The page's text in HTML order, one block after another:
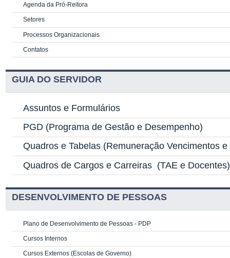
Agenda da Pró-Reitora
Setores
Processos Organizacionais
Contatos
GUIA DO SERVIDOR
Assuntos e Formulários
PGD (Programa de Gestão e Desempenho)
Quadros e Tabelas (Remuneração Vencimentos
Quadros de Cargos e Carreiras (TAE e Docentes)
DESENVOLVIMENTO DE PESSOAS
Plano de Desenvolvimento de Pessoas - PDP
Cursos Internos
Cursos Externos (Escolas de Governo)